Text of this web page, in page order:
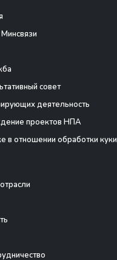
совет
деятельность
проектов НПА
в отношении обработки куки